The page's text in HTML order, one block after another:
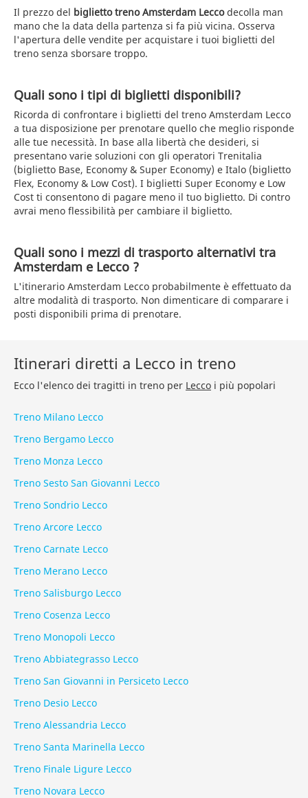
Il prezzo del biglietto treno Amsterdam Leccodecolla man
mano che la data della partenza si fa più vicina. Osserva
l'apertura delle vendite per acquistare i tuoi biglietti del
treno senza sborsare troppo.
Quali sono i tipi di biglietti disponibili?
Ricorda di confrontare i biglietti del treno Amsterdam Lecco
a tua disposizione per prenotare quello che meglio risponde
alle tue necessità. In base alla libertà che desideri, si
presentano varie soluzioni con gli operatori Trenitalia
(biglietto Base, Economy & Super Economy) e Italo (biglietto
Flex, Economy & Low Cost). I biglietti Super Economy e Low
Cost ti consentono di pagare meno il tuo biglietto. Di contro
avrai meno flessibilità per cambiare il biglietto.
Quali sono i mezzi di trasporto alternativi tra
Amsterdam e Lecco ?
L'itinerario Amsterdam Lecco probabilmente è effettuato da
altre modalità di trasporto. Non dimenticare di comparare i
posti disponibili prima di prenotare.
Itinerari diretti a Lecco in treno
Ecco l'elenco dei tragitti in treno per Lecco i più popolari
Treno Milano Lecco
Treno Bergamo Lecco
Treno Monza Lecco
Treno Sesto San Giovanni Lecco
Treno Sondrio Lecco
Treno Arcore Lecco
Treno Carnate Lecco
Treno Merano Lecco
Treno Salisburgo Lecco
Treno Cosenza Lecco
Treno Monopoli Lecco
Treno Abbiategrasso Lecco
Treno San Giovanni in Persiceto Lecco
Treno Desio Lecco
Treno Alessandria Lecco
Treno Santa Marinella Lecco
Treno Finale Ligure Lecco
Treno Novara Lecco